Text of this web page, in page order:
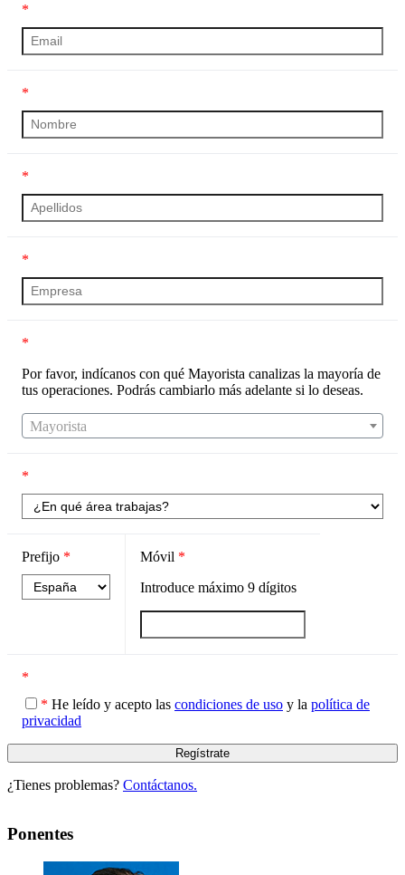
*
*
*
*
*
Por favor, indícanos con qué Mayorista canalizas la mayoría de
tus operaciones. Podrás cambiarlo más adelante si lo deseas.
Mayorista
*
Prefijo * Móvil *
Introduce máximo 9dígitos
*
* He leído y acepto las condiciones de uso y la política de
privacidad
¿Tienes problemas? Contáctanos.
Ponentes